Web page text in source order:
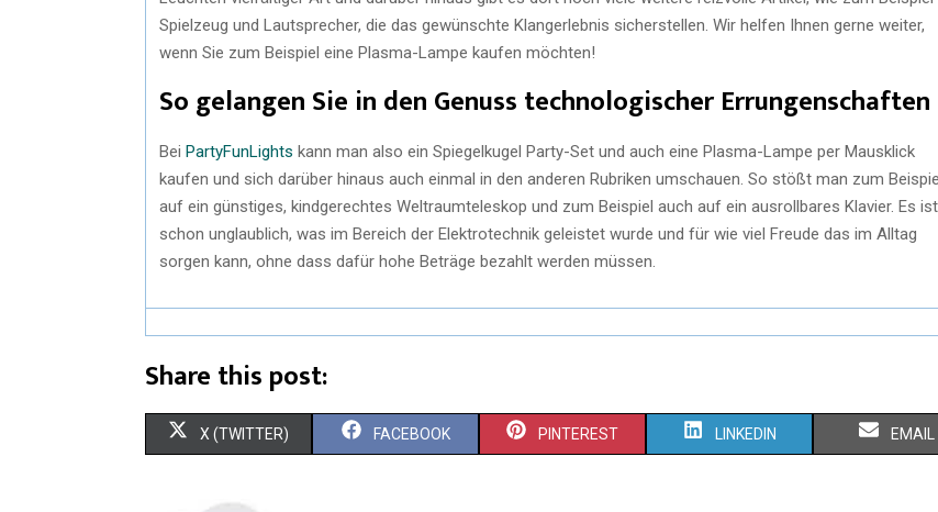
Spielzeug und Lautsprecher, die das gewünschte Klangerlebnis sicherstellen. Wir helfen Ihnen gerne weiter,
wenn Sie zum Beispiel eine Plasma-Lampe kaufen möchten!
So gelangen Sie in den Genuss technologischer Errungenschaften
Bei PartyFunLights kann man also ein Spiegelkugel Party-Set und auch eine Plasma-Lampe per Mausklick
kaufen und sich darüber hinaus auch einmal in den anderen Rubriken umschauen. So stößt man zum
auf ein günstiges, kindgerechtes Weltraumteleskop und zum Beispiel auch auf ein ausrollbares Klavier. Es ist
schon unglaublich, was im Bereich der Elektrotechnik geleistet wurde und für wie viel Freude das im Alltag
sorgen kann, ohne dass dafür hohe Beträge bezahlt werden müssen.
Share this post:
X (TWITTER) FACEBOOK PINTEREST LINKEDIN EMAIL